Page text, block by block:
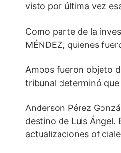
visto por última vez
Como parte de la
MÉNDEZ, quienes
Ambos fueron objeto
tribunal determinó
Anderson Pérez
destino de Luis Ángel.
actualizaciones